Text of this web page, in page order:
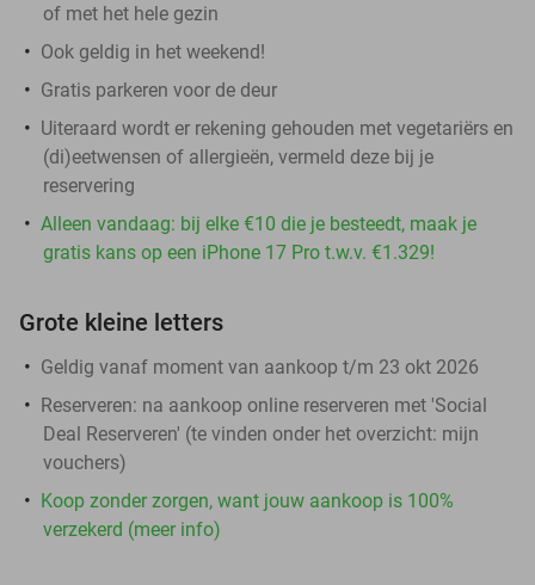
of met het hele gezin
Ook geldig in het weekend!
Gratis parkeren voor de deur
Uiteraard wordt er rekening gehouden met vegetariërs en
(di)eetwensen of allergieën, vermeld deze bij je
reservering
Alleen vandaag: bij elke €10 die je besteedt, maak je
gratis kans op een iPhone 17 Pro t.w.v. €1.329!
Grote kleine letters
Geldig vanaf moment van aankoop t/m 23 okt 2026
Reserveren: na aankoop online reserveren met 'Social
Deal Reserveren' (te vinden onder het overzicht: mijn
vouchers)
Koop zonder zorgen, want jouw aankoop is 100%
verzekerd (meer info)